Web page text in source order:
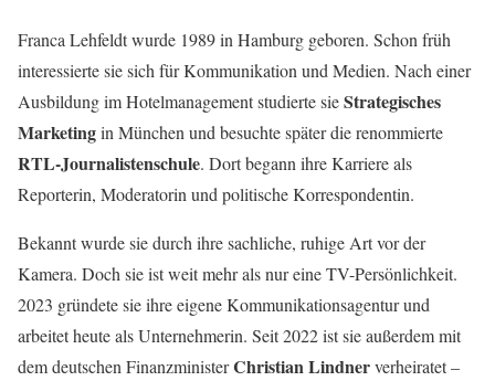
Franca Lehfeldt wurde 1989 in Hamburg geboren. Schon früh
interessierte sie sich für Kommunikation und Medien. Nach einer
Ausbildung im Hotelmanagement studierte sieStrategisches
Marketingin München und besuchte später die renommierte
RTL-Journalistenschule. Dort begann ihre Karriere als
Reporterin, Moderatorin und politische Korrespondentin.
Bekannt wurde sie durch ihre sachliche, ruhige Art vor der
Kamera. Doch sie ist weit mehr als nur eine TV-Persönlichkeit.
2023 gründete sie ihre eigene Kommunikationsagentur und
arbeitet heute als Unternehmerin. Seit 2022 ist sie außerdem mit
dem deutschen FinanzministerChristian Lindnerverheiratet –